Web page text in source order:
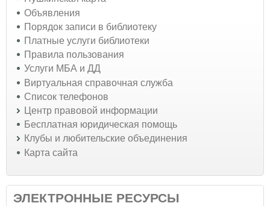
Объявления
Порядок записи в библиотеку
Платные услуги библиотеки
Правила пользования
Услуги МБА и ДД
Виртуальная справочная служба
Список телефонов
Центр правовой информации
Бесплатная юридическая помощь
Клубы и любительские объединения
Карта сайта
ЭЛЕКТРОННЫЕ РЕСУРСЫ